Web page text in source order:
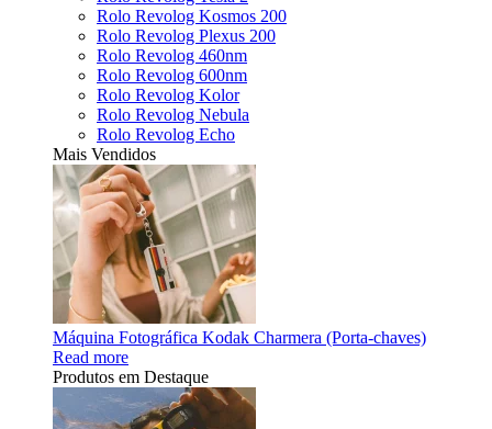
Rolo Revolog Kosmos 200
Rolo Revolog Plexus 200
Rolo Revolog 460nm
Rolo Revolog 600nm
Rolo Revolog Kolor
Rolo Revolog Nebula
Rolo Revolog Echo
Mais Vendidos
Máquina Fotográfica Kodak Charmera (Porta-chaves)
Read more
Produtos em Destaque